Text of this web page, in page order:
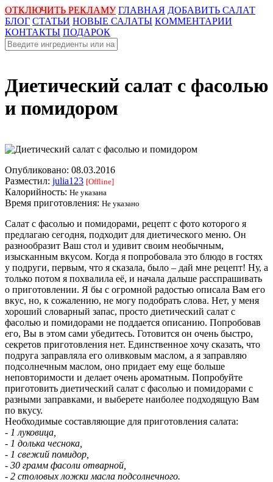
ОТКЛЮЧИТЬ РЕКЛАМУ ГЛАВНАЯ ДОБАВИТЬ САЛАТ
БЛОГ СТАТЬИ НОВЫЕ САЛАТЫ КОММЕНТАРИИ
КОНТАКТЫ ПОДАРОК
Диетический салат с фасолью
и помидором
Опубликовано: 08.03.2016
Разместил: julia123 [Offline]
Калорийность: Не указана
Время приготовления: Не указано
Салат с фасолью и помидорами, рецепт с фото которого я
предлагаю сегодня, подходит для диетического меню. Он
разнообразит Ваш стол и удивит своим необычным,
изысканным вкусом. Когда я попробовала это блюдо в гостях
у подруги, первым, что я сказала, было – дай мне рецепт! Ну, а
только потом я похвалила её, и начала дальше расспрашивать
о приготовлении. Я бы с огромной радостью описала Вам его
вкус, но, к сожалению, не могу подобрать слова. Нет, у меня
хороший словарный запас, просто диетический салат с
фасолью и помидорами не поддается описанию. Попробовав
его, Вы в этом сами убедитесь. Готовится он очень быстро,
секретов приготовления нет. Единственное хочу сказать, что
подруга заправляла его оливковым маслом, а я заправляю
подсолнечным маслом, оно придает ему еще больше
неповторимости и делает очень ароматным. Попробуйте
приготовить диетический салат с фасолью и помидорами с
разными заправками, и выберете наиболее подходящую Вам
по вкусу.
Необходимые составляющие для приготовления салата:
- 1 луковица,
- 1 долька чеснока,
- 1 свежий помидор,
- 30 грамм фасоли отварной,
- 2 столовых ложки масла подсолнечного.